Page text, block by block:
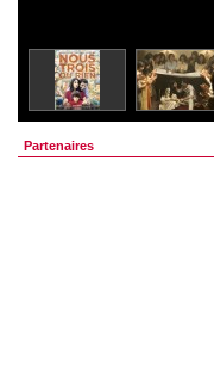
Partenaires